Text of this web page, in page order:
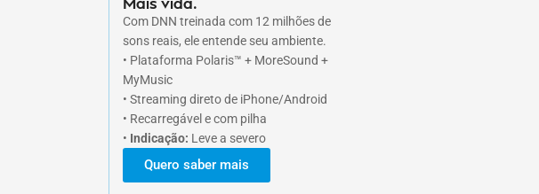
Com DNN treinada com 12 milhões de
sons reais, ele entende seu ambiente.
• Plataforma Polaris™ + MoreSound +
MyMusic
• Streaming direto de iPhone/Android
• Recarregável e com pilha
• Indicação: Leve a severo
Quero saber mais